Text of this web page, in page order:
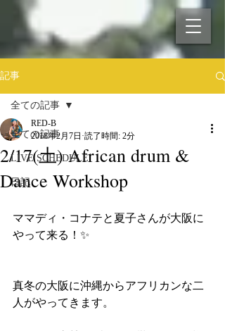
記事
全ての記事
LIVE SCHEDULE
日記
全ての記事
2/17(土) African drum &
Dance Workshop
RED-B
2018年2月7日 読了時間: 2分
ママディ・コナテと夏子さんが大阪に
やって来る！✨
真冬の大阪に沖縄からアフリカンな二
人がやってきます。